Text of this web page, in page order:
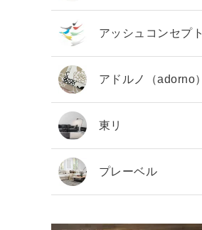
アッシュコンセプト
アドルノ（adorno）
東リ
プレーベル